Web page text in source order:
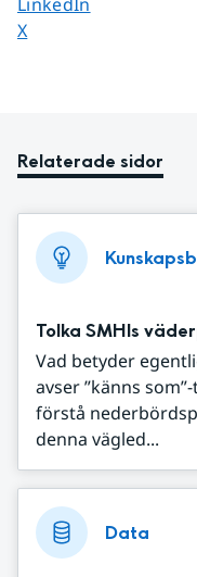
Dela sidan på
X
Relaterade sidor
Tolka SMHIs
Vad betyder
avser ”känns
förstå
denna vägled...
Data